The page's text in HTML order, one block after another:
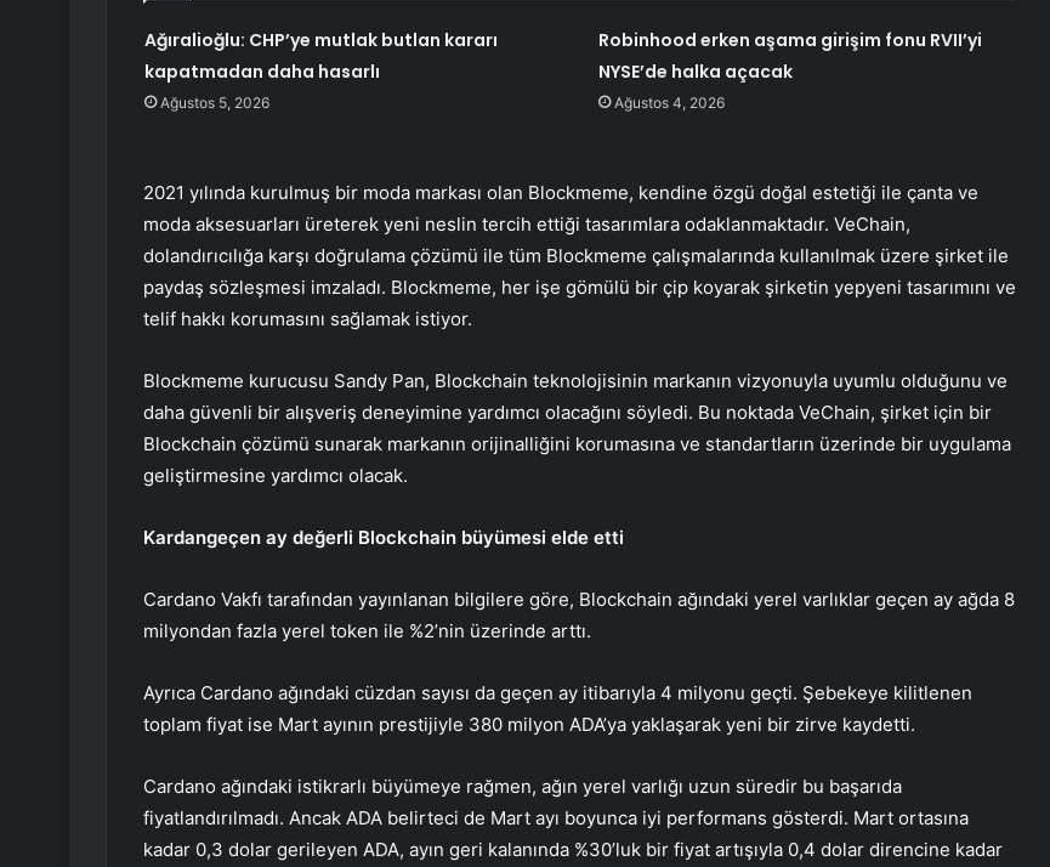
Ağıralioğlu: CHP’ye mutlak butlan kararı
kapatmadan daha hasarlı
Ağustos 5, 2026
Robinhood erken aşama girişim fonu RVII’yi
NYSE’de halka açacak
Ağustos 4, 2026
2021 yılında kurulmuş bir moda markası olan Blockmeme, kendine özgü doğal estetiği ile çanta ve
moda aksesuarları üreterek yeni neslin tercih ettiği tasarımlara odaklanmaktadır. VeChain,
dolandırıcılığa karşı doğrulama çözümü ile tüm Blockmeme çalışmalarında kullanılmak üzere şirket ile
paydaş sözleşmesi imzaladı. Blockmeme, her işe gömülü bir çip koyarak şirketin yepyeni tasarımını ve
telif hakkı korumasını sağlamak istiyor.
Blockmeme kurucusu Sandy Pan, Blockchain teknolojisinin markanın vizyonuyla uyumlu olduğunu ve
daha güvenli bir alışveriş deneyimine yardımcı olacağını söyledi. Bu noktada VeChain, şirket için bir
Blockchain çözümü sunarak markanın orijinalliğini korumasına ve standartların üzerinde bir uygulama
geliştirmesine yardımcı olacak.
Kardangeçen ay değerli Blockchain büyümesi elde etti
Cardano Vakfı tarafından yayınlanan bilgilere göre, Blockchain ağındaki yerel varlıklar geçen ay ağda 8
milyondan fazla yerel token ile %2’nin üzerinde arttı.
Ayrıca Cardano ağındaki cüzdan sayısı da geçen ay itibarıyla 4 milyonu geçti. Şebekeye kilitlenen
toplam fiyat ise Mart ayının prestijiyle 380 milyon ADA’ya yaklaşarak yeni bir zirve kaydetti.
Cardano ağındaki istikrarlı büyümeye rağmen, ağın yerel varlığı uzun süredir bu başarıda
fiyatlandırılmadı. Ancak ADA belirteci de Mart ayı boyunca iyi performans gösterdi. Mart ortasına
kadar 0,3 dolar gerileyen ADA, ayın geri kalanında %30’luk bir fiyat artışıyla 0,4 dolar direncine kadar